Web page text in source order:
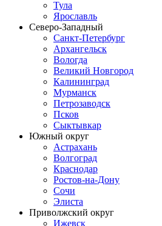
Тула
Ярославль
Северо-Западный
Санкт-Петербург
Архангельск
Вологда
Великий Новгород
Калининград
Мурманск
Петрозаводск
Псков
Сыктывкар
Южный округ
Астрахань
Волгоград
Краснодар
Ростов-на-Дону
Сочи
Элиста
Приволжский округ
Ижевск